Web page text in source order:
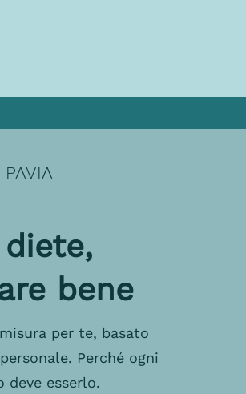
bene
per te, basato
Perché ogni
deve esserlo.